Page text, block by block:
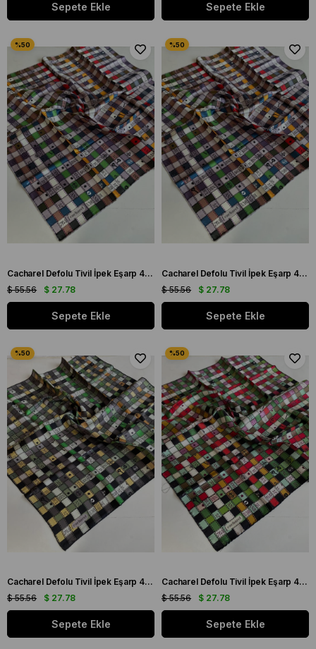
Sepete Ekle Sepete Ekle
Cacharel Defolu Tivil İpek Eşarp 41983 Yeşil Karışık Desen
$ 27.78
$ 55.56
Sepete Ekle
Cacharel Defolu Tivil İpek Eşarp 41984 Yeşil Karışık Desen
$ 27.78
$ 55.56
Sepete Ekle
Cacharel Defolu Tivil İpek Eşarp 41987 Siyah Karışık Desen
$ 27.78
$ 55.56
Sepete Ekle
Cacharel Defolu Tivil İpek Eşarp 41988 Beyaz Karışık Desen
$ 27.78
$ 55.56
Sepete Ekle